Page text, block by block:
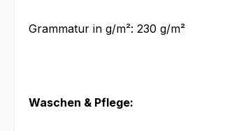
Grammatur in g/m²: 230 g/m²
Waschen & Pflege: